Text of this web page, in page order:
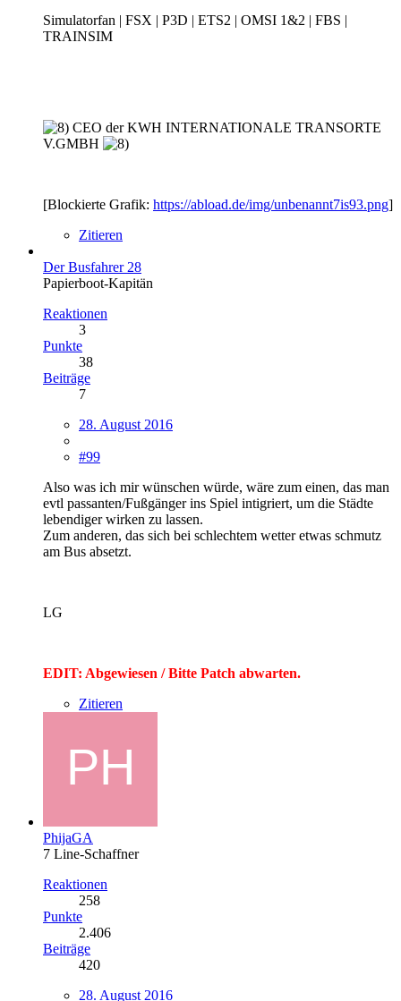
Simulatorfan | FSX | P3D | ETS2 | OMSI 1&2 | FBS |
TRAINSIM
CEO der KWH INTERNATIONALE TRANSORTE
V.GMBH
[Blockierte Grafik: https://abload.de/img/unbenannt7is93.png]
Zitieren
Der Busfahrer 28
Papierboot-Kapitän
Reaktionen
3
Punkte
38
Beiträge
7
28. August 2016
#99
Also was ich mir wünschen würde, wäre zum einen, das man
evtl passanten/Fußgänger ins Spiel intigriert, um die Städte
lebendiger wirken zu lassen.
Zum anderen, das sich bei schlechtem wetter etwas schmutz
am Bus absetzt.
LG
EDIT: Abgewiesen / Bitte Patch abwarten.
Zitieren
PhijaGA
7 Line-Schaffner
Reaktionen
258
Punkte
2.406
Beiträge
420
28. August 2016